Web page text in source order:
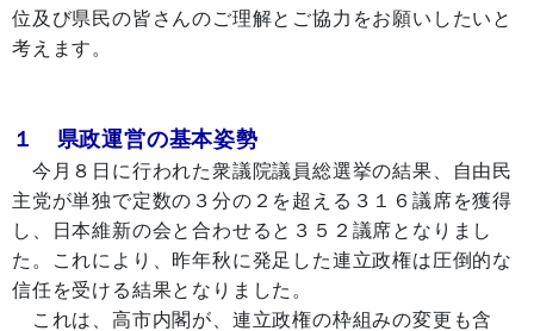
位及び県民の皆さんのご理解とご協力をお願いしたいと
考えます。
１ 県政運営の基本姿勢
今月８日に行われた衆議院議員総選挙の結果、自由民
主党が単独で定数の３分の２を超える３１６議席を獲得
し、日本維新の会と合わせると３５２議席となりまし
た。これにより、昨年秋に発足した連立政権は圧倒的な
信任を受ける結果となりました。
これは、高市内閣が、連立政権の枠組みの変更も含